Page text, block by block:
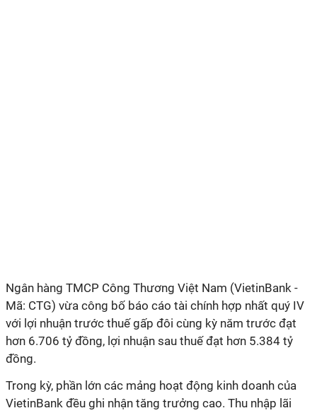
Ngân hàng TMCP Công Thương Việt Nam (VietinBank -
Mã: CTG) vừa công bố báo cáo tài chính hợp nhất quý IV
với lợi nhuận trước thuế gấp đôi cùng kỳ năm trước đạt
hơn 6.706 tỷ đồng, lợi nhuận sau thuế đạt hơn 5.384 tỷ
đồng.
Trong kỳ, phần lớn các mảng hoạt động kinh doanh của
VietinBank đều ghi nhận tăng trưởng cao. Thu nhập lãi